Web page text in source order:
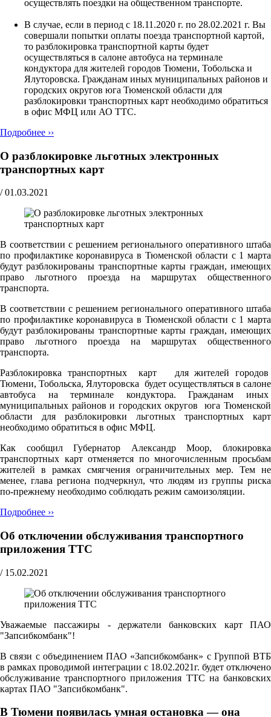
осуществлять поездки на общественном транспорте.
В случае, если в период с 18.11.2020 г. по 28.02.2021 г. Вы
совершали попытки оплаты поезда транспортной картой,
то разблокировка транспортной карты будет
осуществляться в салоне автобуса на терминале
кондуктора для жителей городов Тюмени, Тобольска и
Ялуторовска. Гражданам иных муниципальных районов и
городских округов юга Тюменской области для
разблокировки транспортных карт необходимо обратиться
в офис МФЦ или АО ТТС.
Подробнее ››
О разблокировке льготных электронных
транспортных карт
/ 01.03.2021
В соответствии с решением регионального оперативного штаба
по профилактике коронавируса в Тюменской области с 1 марта
будут разблокированы транспортные карты граждан, имеющих
право льготного проезда на маршрутах общественного
транспорта.
В соответствии с решением регионального оперативного штаба
по профилактике коронавируса в Тюменской области с 1 марта
будут разблокированы транспортные карты граждан, имеющих
право льготного проезда на маршрутах общественного
транспорта.
Разблокировка транспортных карт для жителей городов
Тюмени, Тобольска, Ялуторовска будет осуществляться в салоне
автобуса на терминале кондуктора. Гражданам иных
муниципальных районов и городских округов юга Тюменской
области для разблокировки льготных транспортных карт
необходимо обратиться в офис МФЦ.
Как сообщил Губернатор Александр Моор, блокировка
транспортных карт отменяется по многочисленным просьбам
жителей в рамках смягчения ограничительных мер. Тем не
менее, глава региона подчеркнул, что людям из группы риска
по-прежнему необходимо соблюдать режим самоизоляции.
Подробнее ››
Об отключении обслуживания транспортного
приложения ТТС
/ 15.02.2021
Уважаемые пассажиры - держатели банковских карт ПАО
"Запсибкомбанк"!
В связи с объединением ПАО «Запсибкомбанк» с Группой ВТБ
в рамках проводимой интеграции с 18.02.2021г. будет отключено
обслуживание транспортного приложения ТТС на банковских
картах ПАО "Запсибкомбанк".
В Тюмени появилась умная остановка — она